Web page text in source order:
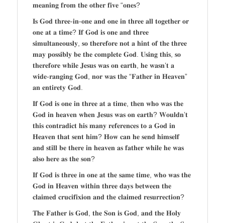
𝐦𝐞𝐚𝐧𝐢𝐧𝐠 𝐟𝐫𝐨𝐦 𝐭𝐡𝐞 𝐨𝐭𝐡𝐞𝐫 𝐟𝐢𝐯𝐞 “𝐨𝐧𝐞𝐬?
𝐈𝐬 𝐆𝐨𝐝 𝐭𝐡𝐫𝐞𝐞-𝐢𝐧-𝐨𝐧𝐞 𝐚𝐧𝐝 𝐨𝐧𝐞 𝐢𝐧 𝐭𝐡𝐫𝐞𝐞 𝐚𝐥𝐥 𝐭𝐨𝐠𝐞𝐭𝐡𝐞𝐫 𝐨𝐫
𝐨𝐧𝐞 𝐚𝐭 𝐚 𝐭𝐢𝐦𝐞? 𝐈𝐟 𝐆𝐨𝐝 𝐢𝐬 𝐨𝐧𝐞 𝐚𝐧𝐝 𝐭𝐡𝐫𝐞𝐞
𝐬𝐢𝐦𝐮𝐥𝐭𝐚𝐧𝐞𝐨𝐮𝐬𝐥𝐲, 𝐬𝐨 𝐭𝐡𝐞𝐫𝐞𝐟𝐨𝐫𝐞 𝐧𝐨𝐭 𝐚 𝐡𝐢𝐧𝐭 𝐨𝐟 𝐭𝐡𝐞 𝐭𝐡𝐫𝐞𝐞
𝐦𝐚𝐲 𝐩𝐨𝐬𝐬𝐢𝐛𝐥𝐲 𝐛𝐞 𝐭𝐡𝐞 𝐜𝐨𝐦𝐩𝐥𝐞𝐭𝐞 𝐆𝐨𝐝. 𝐔𝐬𝐢𝐧𝐠 𝐭𝐡𝐢𝐬, 𝐬𝐨
𝐭𝐡𝐞𝐫𝐞𝐟𝐨𝐫𝐞 𝐰𝐡𝐢𝐥𝐞 𝐉𝐞𝐬𝐮𝐬 𝐰𝐚𝐬 𝐨𝐧 𝐞𝐚𝐫𝐭𝐡, 𝐡𝐞 𝐰𝐚𝐬𝐧’𝐭 𝐚
𝐰𝐢𝐝𝐞-𝐫𝐚𝐧𝐠𝐢𝐧𝐠 𝐆𝐨𝐝, 𝐧𝐨𝐫 𝐰𝐚𝐬 𝐭𝐡𝐞 “𝐅𝐚𝐭𝐡𝐞𝐫 𝐢𝐧 𝐇𝐞𝐚𝐯𝐞𝐧”
𝐚𝐧 𝐞𝐧𝐭𝐢𝐫𝐞𝐭𝐲 𝐆𝐨𝐝.
𝐈𝐟 𝐆𝐨𝐝 𝐢𝐬 𝐨𝐧𝐞 𝐢𝐧 𝐭𝐡𝐫𝐞𝐞 𝐚𝐭 𝐚 𝐭𝐢𝐦𝐞, 𝐭𝐡𝐞𝐧 𝐰𝐡𝐨 𝐰𝐚𝐬 𝐭𝐡𝐞
𝐆𝐨𝐝 𝐢𝐧 𝐡𝐞𝐚𝐯𝐞𝐧 𝐰𝐡𝐞𝐧 𝐉𝐞𝐬𝐮𝐬 𝐰𝐚𝐬 𝐨𝐧 𝐞𝐚𝐫𝐭𝐡? 𝐖𝐨𝐮𝐥𝐝𝐧’𝐭
𝐭𝐡𝐢𝐬 𝐜𝐨𝐧𝐭𝐫𝐚𝐝𝐢𝐜𝐭 𝐡𝐢𝐬 𝐦𝐚𝐧𝐲 𝐫𝐞𝐟𝐞𝐫𝐞𝐧𝐜𝐞𝐬 𝐭𝐨 𝐚 𝐆𝐨𝐝 𝐢𝐧
𝐇𝐞𝐚𝐯𝐞𝐧 𝐭𝐡𝐚𝐭 𝐬𝐞𝐧𝐭 𝐡𝐢𝐦? 𝐇𝐨𝐰 𝐜𝐚𝐧 𝐡𝐞 𝐬𝐞𝐧𝐝 𝐡𝐢𝐦𝐬𝐞𝐥𝐟
𝐚𝐧𝐝 𝐬𝐭𝐢𝐥𝐥 𝐛𝐞 𝐭𝐡𝐞𝐫𝐞 𝐢𝐧 𝐡𝐞𝐚𝐯𝐞𝐧 𝐚𝐬 𝐟𝐚𝐭𝐡𝐞𝐫 𝐰𝐡𝐢𝐥𝐞 𝐡𝐞 𝐰𝐚𝐬
𝐚𝐥𝐬𝐨 𝐡𝐞𝐫𝐞 𝐚𝐬 𝐭𝐡𝐞 𝐬𝐨𝐧?
𝐈𝐟 𝐆𝐨𝐝 𝐢𝐬 𝐭𝐡𝐫𝐞𝐞 𝐢𝐧 𝐨𝐧𝐞 𝐚𝐭 𝐭𝐡𝐞 𝐬𝐚𝐦𝐞 𝐭𝐢𝐦𝐞, 𝐰𝐡𝐨 𝐰𝐚𝐬 𝐭𝐡𝐞
𝐆𝐨𝐝 𝐢𝐧 𝐇𝐞𝐚𝐯𝐞𝐧 𝐰𝐢𝐭𝐡𝐢𝐧 𝐭𝐡𝐫𝐞𝐞 𝐝𝐚𝐲𝐬 𝐛𝐞𝐭𝐰𝐞𝐞𝐧 𝐭𝐡𝐞
𝐜𝐥𝐚𝐢𝐦𝐞𝐝 𝐜𝐫𝐮𝐜𝐢𝐟𝐢𝐱𝐢𝐨𝐧 𝐚𝐧𝐝 𝐭𝐡𝐞 𝐜𝐥𝐚𝐢𝐦𝐞𝐝 𝐫𝐞𝐬𝐮𝐫𝐫𝐞𝐜𝐭𝐢𝐨𝐧?
𝐓𝐡𝐞 𝐅𝐚𝐭𝐡𝐞𝐫 𝐢𝐬 𝐆𝐨𝐝, 𝐭𝐡𝐞 𝐒𝐨𝐧 𝐢𝐬 𝐆𝐨𝐝, 𝐚𝐧𝐝 𝐭𝐡𝐞 𝐇𝐨𝐥𝐲